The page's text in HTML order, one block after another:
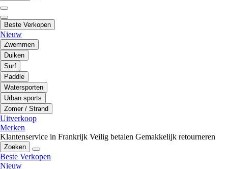
Beste Verkopen
Nieuw
Zwemmen
Duiken
Surf
Paddle
Watersporten
Urban sports
Zomer / Strand
Uitverkoop
Merken
Klantenservice in Frankrijk Veilig betalen Gemakkelijk retourneren
Zoeken
Beste Verkopen
Nieuw